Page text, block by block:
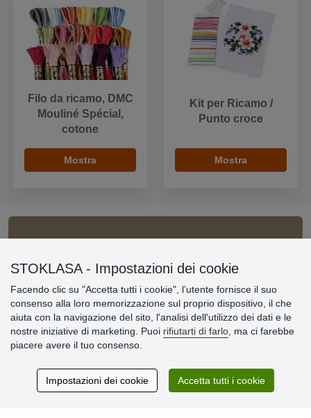
Filo da ricamo, DMC
Mouliné Spécial,
cotone
Mostra
Kit per Ricamo /
Punto croce
Mostra
» Impostazioni dei cookie
» Termini & Condizioni
» Informativa sulla Privacy
» Consegna e pagamento
» Garanzia e resi
» Programma fedeltà
Recensioni
STOKLASA - Impostazioni dei cookie
Facendo clic su "Accetta tutti i cookie", l’utente fornisce il suo
consenso alla loro memorizzazione sul proprio dispositivo, il che
aiuta con la navigazione del sito, l'analisi dell'utilizzo dei dati e le
nostre iniziative di marketing. Puoi rifiutarti di farlo , ma ci farebbe
piacere avere il tuo consenso.
Impostazioni dei cookie Accetta tutti i cookie